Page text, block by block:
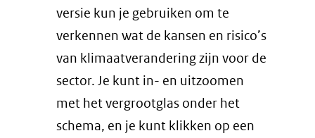
in
nieuw
venster)
(verwijst
naar
een
versie kun je gebruiken om te
verkennen wat de kansen en risico’s
van klimaatverandering zijn voor de
sector. Je kunt in- en uitzoomen
met het vergrootglas onder het
schema, en je kunt klikken op een